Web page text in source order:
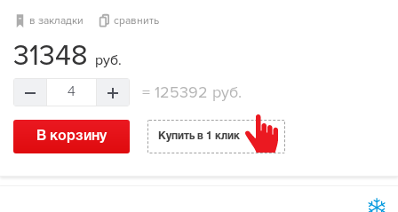
в закладки сравнить
31348 руб.
4 =125392 руб.
В корзину Купить в 1 клик